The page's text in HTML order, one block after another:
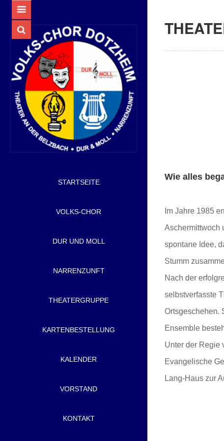
STARTSEITE
VOLKS-CHOR
DUR UND MOLL
NARRENZUNFT
THEATERGRUPPE
KARTENBESTELLUNG
KALENDER
VORSTAND
KONTAKT
Wie alles
Im Jahre 1985
Aschermittwoch
spontane Idee,
Stumm
Nach der
selbstverfasste
Ortsgeschehen.
Ensemble
Unter der Regie
Evangelische
Lang-Haus zur